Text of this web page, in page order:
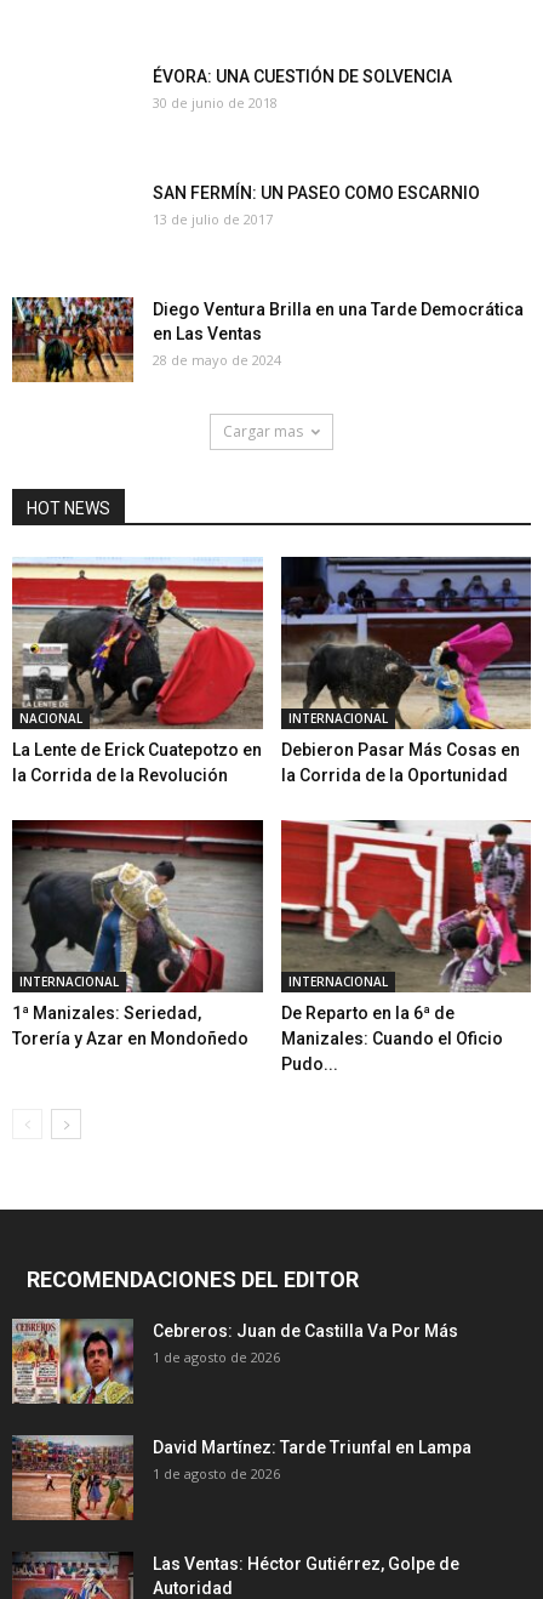
ÉVORA: UNA CUESTIÓN DE SOLVENCIA
30 de junio de 2018
SAN FERMÍN: UN PASEO COMO ESCARNIO
13 de julio de 2017
Diego Ventura Brilla en una Tarde Democrática
en Las Ventas
28 de mayo de 2024
Cargar mas
HOT NEWS
NACIONAL
La Lente de Erick Cuatepotzo en
la Corrida de la Revolución
INTERNACIONAL
Debieron Pasar Más Cosas en
la Corrida de la Oportunidad
INTERNACIONAL
1ª Manizales: Seriedad,
Torería y Azar en Mondoñedo
INTERNACIONAL
De Reparto en la 6ª de
Manizales: Cuando el Oficio
Pudo...
RECOMENDACIONES DEL EDITOR
Cebreros: Juan de Castilla Va Por Más
1 de agosto de 2026
David Martínez: Tarde Triunfal en Lampa
1 de agosto de 2026
Las Ventas: Héctor Gutiérrez, Golpe de
Autoridad